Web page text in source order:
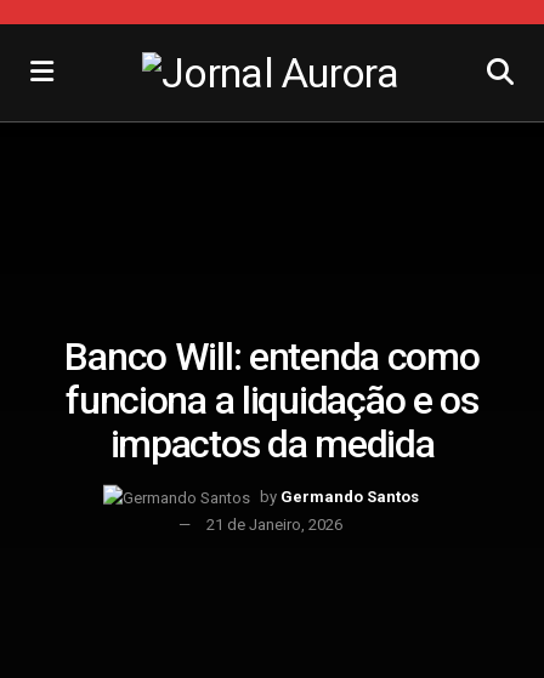
Banco Will: entenda como
funciona a liquidação e os
impactos da medida
by Germando Santos
21 de Janeiro, 2026